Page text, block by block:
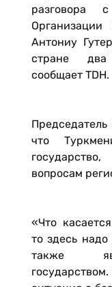
разговора
Антониу
стране два
сообщает TDH.
что
вопросам
«Что
то здесь
также